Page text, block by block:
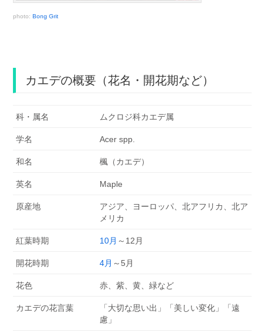
photo: Bong Grit
カエデの概要（花名・開花期など）
科・属名 ムクロジ科カエデ属
学名 Acer spp.
和名 楓（カエデ）
英名 Maple
原産地
アジア、ヨーロッパ、北アフリカ、北ア
メリカ
紅葉時期 10月 ～12月
開花時期 4月 ～5月
花色 赤、紫、黄、緑など
カエデの花言葉
「大切な思い出」「美しい変化」「遠
慮」